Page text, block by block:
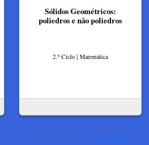
Sólidos Geométricos:
poliedros e não poliedros
2.º Ciclo | Matemática
Ver mais